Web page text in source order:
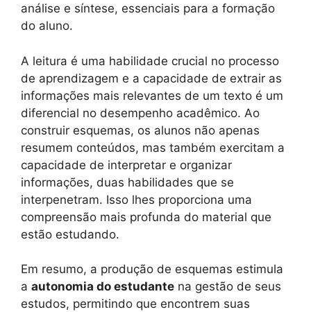
análise e síntese, essenciais para a formação
do aluno.
A leitura é uma habilidade crucial no processo
de aprendizagem e a capacidade de extrair as
informações mais relevantes de um texto é um
diferencial no desempenho acadêmico. Ao
construir esquemas, os alunos não apenas
resumem conteúdos, mas também exercitam a
capacidade de interpretar e organizar
informações, duas habilidades que se
interpenetram. Isso lhes proporciona uma
compreensão mais profunda do material que
estão estudando.
Em resumo, a produção de esquemas estimula
a autonomia do estudante na gestão de seus
estudos, permitindo que encontrem suas